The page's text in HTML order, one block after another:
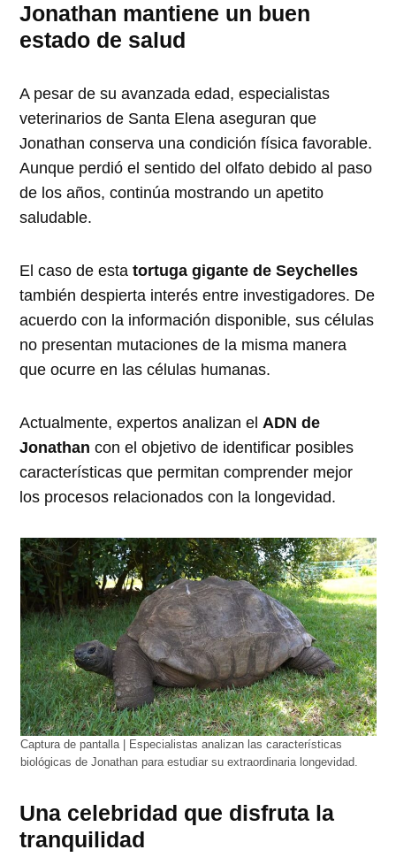
Jonathan mantiene un buen
estado de salud
A pesar de su avanzada edad, especialistas
veterinarios de Santa Elena aseguran que
Jonathan conserva una condición física favorable.
Aunque perdió el sentido del olfato debido al paso
de los años, continúa mostrando un apetito
saludable.
El caso de estatortuga gigante de Seychelles
también despierta interés entre investigadores. De
acuerdo con la información disponible, sus células
no presentan mutaciones de la misma manera
que ocurre en las células humanas.
Actualmente, expertos analizan elADN de
Jonathan con el objetivo de identificar posibles
características que permitan comprender mejor
los procesos relacionados con la longevidad.
Captura de pantalla | Especialistas analizan las características
biológicas de Jonathan para estudiar su extraordinaria longevidad.
Una celebridad que disfruta la
tranquilidad